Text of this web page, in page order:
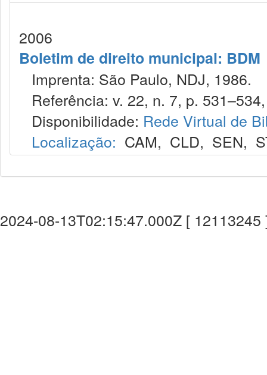
2006
Boletim de direito municipal: BDM
Imprenta: São Paulo, NDJ, 1986.
Referência: v. 22, n. 7, p.
Disponibilidade: Rede Virtual de
Localização: CAM, CLD, SEN,
2024-08-13T02:15:47.000Z [ 12113245